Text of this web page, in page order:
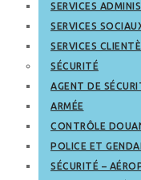
SERVICES
SERVICES
SERVICES
SÉCURITÉ
AGENT DE
ARMÉE
CONTRÔLE
POLICE ET
SÉCURITÉ –